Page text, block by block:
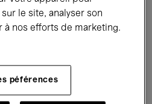
Global Music
Palace
le site, analyser son
nos efforts de marketing.
péférences